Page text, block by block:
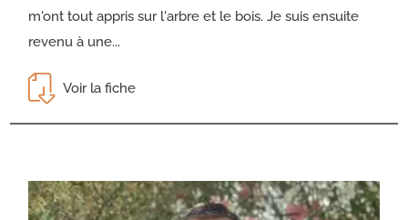
m'ont tout appris sur l'arbre et le bois. Je suis ensuite
revenu à une...
Voir la fiche